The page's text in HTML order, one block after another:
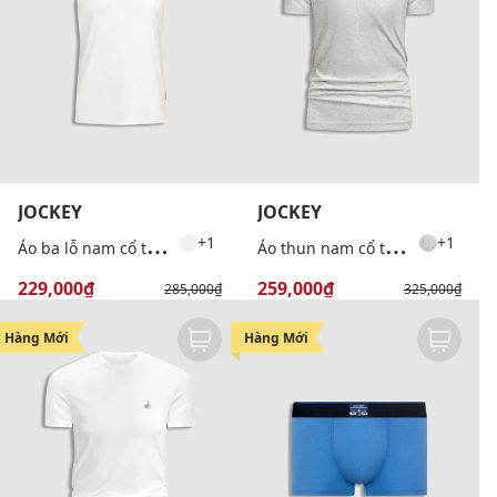
JOCKEY
Á
o ba lỗ nam cổ tròn phối logo +1
229,000₫ 285,000₫
JOCKEY
Á
o thun nam cổ tròn tay ngắn mặc nhà +1
259,000₫ 325,000₫
Hàng Mới
-20% Hàng Mới
-20%